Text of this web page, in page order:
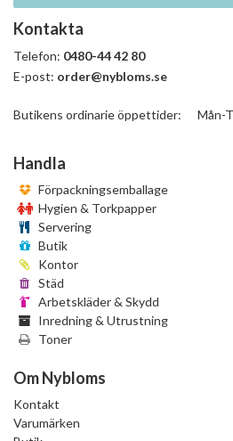
Kontakta
Telefon: 0480-44 42 80
E-post: order@nybloms.se
Butikens ordinarie öppettider: Mån-
Handla
Förpackningsemballage
Hygien & Torkpapper
Servering
Butik
Kontor
Städ
Arbetskläder & Skydd
Inredning & Utrustning
Toner
Om Nybloms
Kontakt
Varumärken